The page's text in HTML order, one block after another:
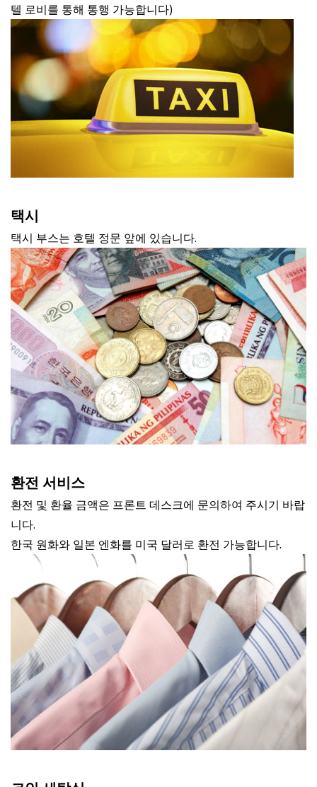
텔 로비를 통해 통행 가능합니다)
택시
택시 부스는 호텔 정문 앞에 있습니다.
환전 서비스
환전 및 환율 금액은 프론트 데스크에 문의하여 주시기 바랍
니다.
한국 원화와 일본 엔화를 미국 달러로 환전 가능합니다.